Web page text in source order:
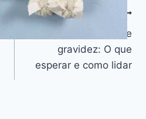
PRÓXIMO
Primeiros sintomas de
gravidez: O que
esperar e como lidar